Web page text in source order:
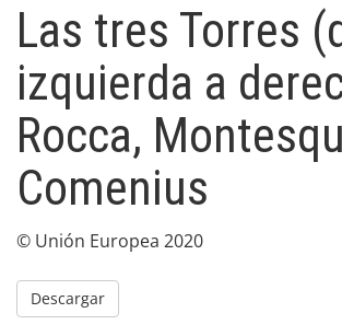
Las tres Torres
izquierda a
Rocca,
Comenius
© Unión Europea 2020
Descargar